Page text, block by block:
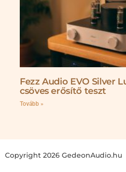
Fezz Audio EVO Silver
csöves erősítő teszt
Tovább »
Copyright 2026 GedeonAudio.hu